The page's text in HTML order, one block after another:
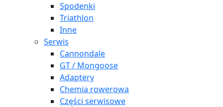
Spodenki
Triathlon
Inne
Serwis
Cannondale
GT / Mongoose
Adaptery
Chemia rowerowa
Części serwisowe